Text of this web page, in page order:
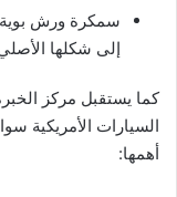
سمكرة ورش بوية
إلى شكلها
كما يستقبل مركز
أهمها: